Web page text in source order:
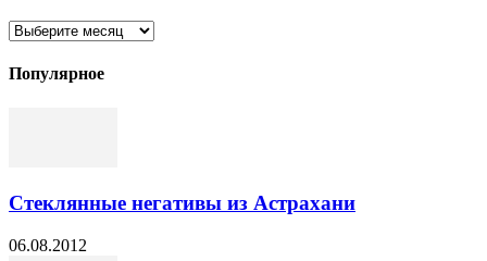
Архивы
Популярное
Стеклянные негативы из Астрахани
06.08.2012